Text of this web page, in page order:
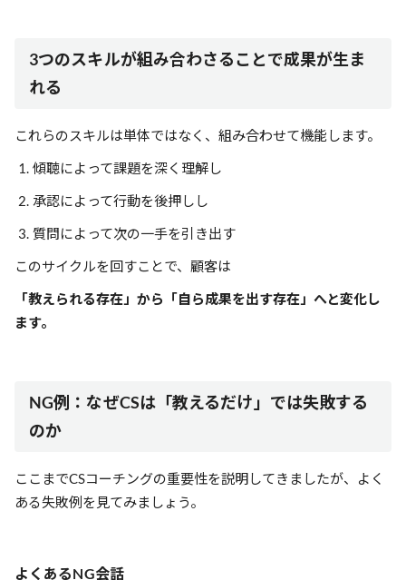
3つのスキルが組み合わさることで成果が生ま
れる
これらのスキルは単体ではなく、組み合わせて機能します。
傾聴によって課題を深く理解し
承認によって行動を後押しし
質問によって次の一手を引き出す
このサイクルを回すことで、顧客は
「教えられる存在」から「自ら成果を出す存在」へと変化し
ます。
NG例：なぜCSは「教えるだけ」では失敗する
のか
ここまでCSコーチングの重要性を説明してきましたが、よく
ある失敗例を見てみましょう。
よくあるNG会話